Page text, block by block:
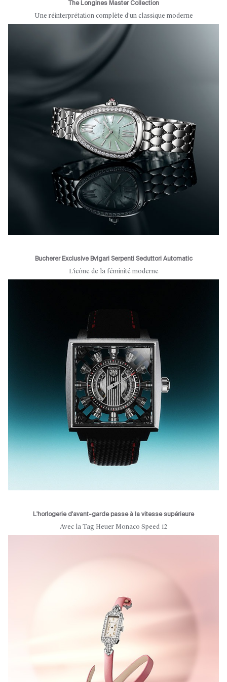
The Longines Master Collection
Une réinterprétation complète d’un classique moderne
Bucherer Exclusive Bvlgari Serpenti Seduttori Automatic
L'icône de la féminité moderne
L'horlogerie d'avant-garde passe à la vitesse supérieure
Avec la Tag Heuer Monaco Speed 12